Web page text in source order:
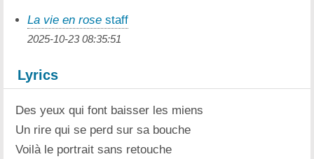
La vie en rose staff
2025-10-23 08:35:51
Lyrics
Des yeux qui font baisser les miens
Un rire qui se perd sur sa bouche
Voilà le portrait sans retouche